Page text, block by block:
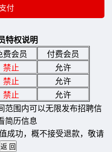
特权说明
费会员
付费会员
禁止
允许
禁止
允许
禁止
允许
范围内可以无限发布招聘信
简历信息
成功，概不接受退款，敬请